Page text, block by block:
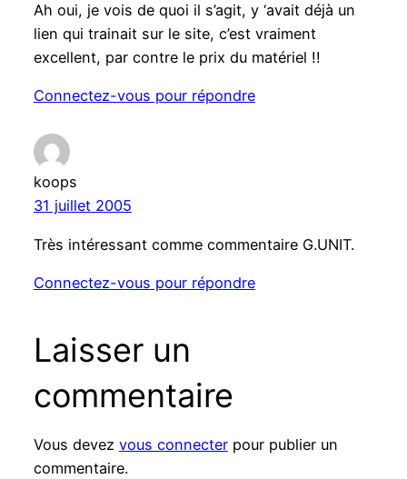
Ah oui, je vois de quoi il s’agit, y ‘avait déjà un
lien qui trainait sur le site, c’est vraiment
excellent, par contre le prix du matériel !!
Connectez-vous pour répondre
koops
31 juillet 2005
Très intéressant comme commentaire G.UNIT.
Connectez-vous pour répondre
Laisser un
commentaire
Vous devez vous connecterpour publier un
commentaire.